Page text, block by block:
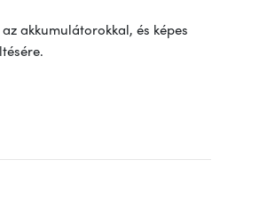
akkumulátorokkal, és képes